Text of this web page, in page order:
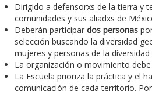
Dirigido a defensorxs de la tierra y
comunidades y sus aliadxs de
Deberán participar dos personas
selección buscando la diversidad
mujeres y personas de la diversidad
La organización o movimiento
La Escuela prioriza la práctica y el
comunicación de cada territorio.